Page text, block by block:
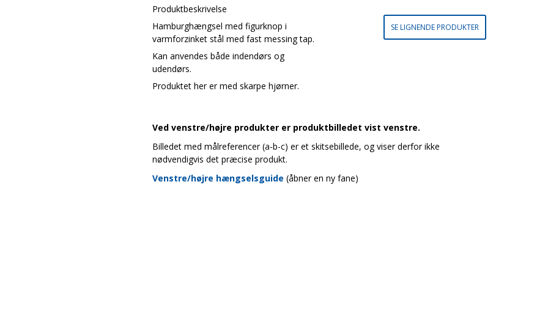
Produktbeskrivelse
Hamburghængsel med figurknop i
varmforzinket stål med fast messing tap.
Kan anvendes både indendørs og
udendørs.
Produktet her er med skarpe hjørner.
SE LIGNENDE PRODUKTER
Ved venstre/højre produkter er produktbilledet vist venstre.
Billedet med målreferencer (a-b-c) er et skitsebillede, og viser derfor ikke
nødvendigvis det præcise produkt.
Venstre/højre hængselsguide (åbner en ny fane)